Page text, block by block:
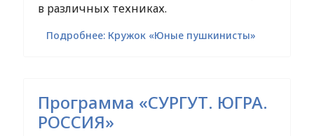
в различных техниках.
Подробнее: Кружок «Юные пушкинисты»
Программа «СУРГУТ. ЮГРА.
РОССИЯ»